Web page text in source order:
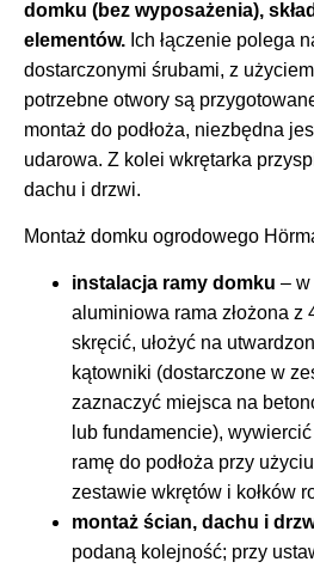
domku (bez wyposażenia),
elementów. Ich łączenie polega
dostarczonymi śrubami, z
potrzebne otwory są
montaż do podłoża, niezbędna
udarowa. Z kolei wkrętarka
dachu i drzwi.
Montaż domku ogrodowego
instalacja ramy domku –
aluminiowa rama złożona z
skręcić, ułożyć na
kątowniki (dostarczone w
zaznaczyć miejsca na
lub fundamencie),
ramę do podłoża przy
zestawie wkrętów i kołków
montaż ścian, dachu i
podaną kolejność; przy